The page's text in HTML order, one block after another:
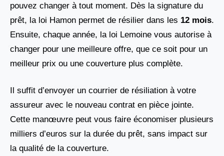
pouvez changer à tout moment. Dès la signature du
prêt, la loi Hamon permet de résilier dans les 12 mois.
Ensuite, chaque année, la loi Lemoine vous autorise à
changer pour une meilleure offre, que ce soit pour un
meilleur prix ou une couverture plus complète.
Il suffit d’envoyer un courrier de résiliation à votre
assureur avec le nouveau contrat en pièce jointe.
Cette manœuvre peut vous faire économiser plusieurs
milliers d’euros sur la durée du prêt, sans impact sur
la qualité de la couverture.